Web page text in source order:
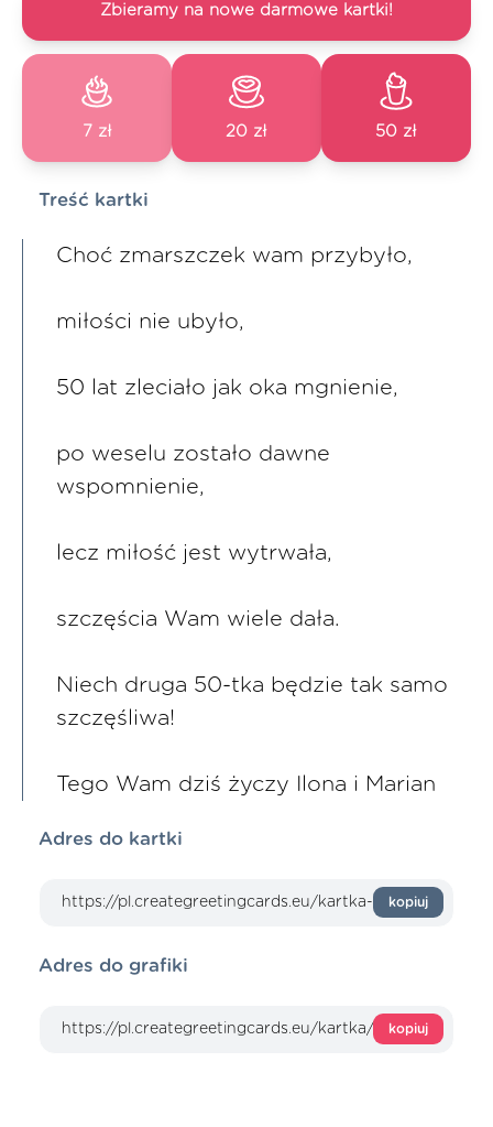
Zbieramy na nowe darmowe kartki!
7 zł 20 zł 50 zł
Treść kartki
Choć zmarszczek wam przybyło,
miłości nie ubyło,
50 lat zleciało jak oka mgnienie,
po weselu zostało dawne
wspomnienie,
lecz miłość jest wytrwała,
szczęścia Wam wiele dała.
Niech druga 50-tka będzie tak samo
szczęśliwa!
Tego Wam dziś życzy Ilona i Marian
Adres do kartki
kopiuj
Adres do grafiki
kopiuj